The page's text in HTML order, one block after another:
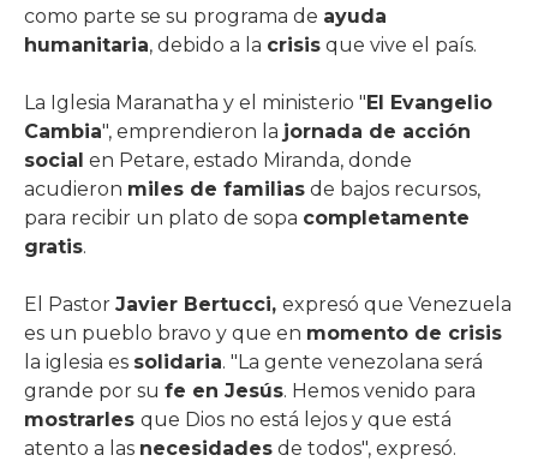
como parte se su programa de ayuda
humanitaria, debido a la crisis que vive el país.
La Iglesia Maranatha y el ministerio "El Evangelio
Cambia", emprendieron la jornada de acción
social en Petare, estado Miranda, donde
acudieron miles de familias de bajos recursos,
para recibir un plato de sopa completamente
gratis.
El Pastor Javier Bertucci, expresó que Venezuela
es un pueblo bravo y que en momento de crisis
la iglesia es solidaria. "La gente venezolana será
grande por su fe en Jesús. Hemos venido para
mostrarles que Dios no está lejos y que está
atento a las necesidades de todos", expresó.